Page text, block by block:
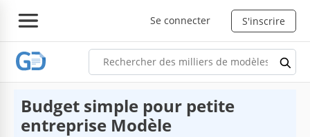
Se connecter S'inscrire
Budget simple pour petite
entreprise Modèle